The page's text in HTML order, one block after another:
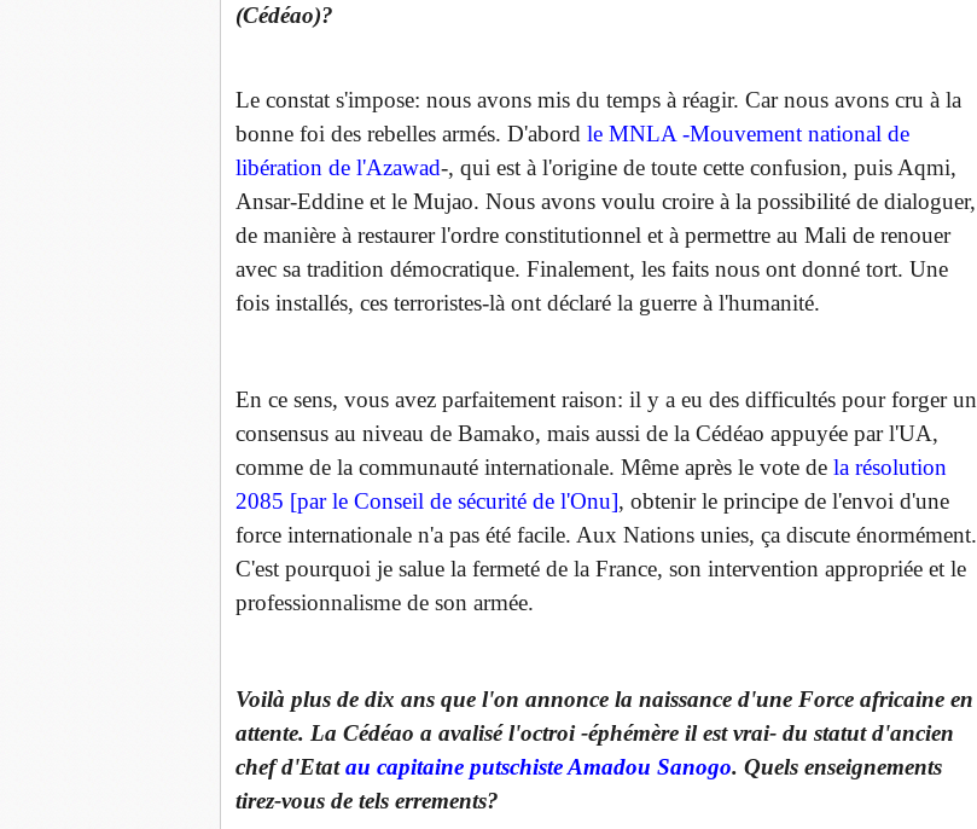
(Cédéao)?
Le constat s'impose: nous avons mis du temps à réagir. Car nous avons cru à la
bonne foi des rebelles armés. D'abord le MNLA -Mouvement national de
libération de l'Azawad-, qui est à l'origine de toute cette confusion, puis Aqmi,
Ansar-Eddine et le Mujao. Nous avons voulu croire à la possibilité de dialoguer,
de manière à restaurer l'ordre constitutionnel et à permettre au Mali de renouer
avec sa tradition démocratique. Finalement, les faits nous ont donné tort. Une
fois installés, ces terroristes-là ont déclaré la guerre à l'humanité.
En ce sens, vous avez parfaitement raison: il y a eu des difficultés pour forger un
consensus au niveau de Bamako, mais aussi de la Cédéao appuyée par l'UA,
comme de la communauté internationale. Même après le vote de la résolution
2085 [par le Conseil de sécurité de l'Onu], obtenir le principe de l'envoi d'une
force internationale n'a pas été facile. Aux Nations unies, ça discute énormément.
C'est pourquoi je salue la fermeté de la France, son intervention appropriée et le
professionnalisme de son armée.
Voilà plus de dix ans que l'on annonce la naissance d'une Force africaine en
attente. La Cédéao a avalisé l'octroi -éphémère il est vrai- du statut d'ancien
chef d'Etat au capitaine putschiste Amadou Sanogo. Quels enseignements
tirez-vous de tels errements?